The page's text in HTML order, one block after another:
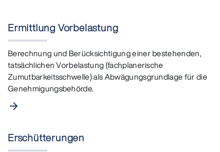
Ermittlung Vorbelastung
Berechnung und Berücksichtigung einer bestehenden,
tatsächlichen Vorbelastung (fachplanerische
Zumutbarkeitsschwelle) als Abwägungsgrundlage für die
Genehmigungsbehörde.
arrow_forward
Erschütterungen